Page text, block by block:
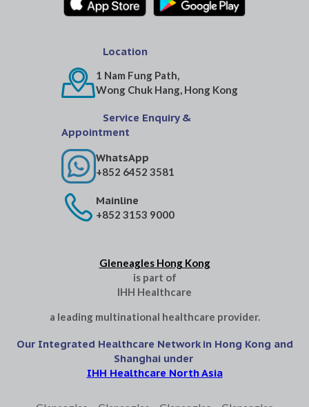
Location
1 Nam Fung Path,
Wong Chuk Hang, Hong Kong
Service Enquiry &
Appointment
WhatsApp
+852 6452 3581
Mainline
+852 3153 9000
Gleneagles Hong Kong
is part of
IHH Healthcare
a leading multinational healthcare provider.
Our Integrated Healthcare Network in Hong Kong and
Shanghai under
IHH Healthcare North Asia